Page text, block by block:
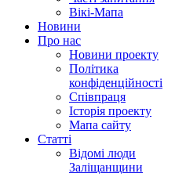
Вікі-Мапа
Новини
Про нас
Новини проекту
Політика
конфіденційності
Співпраця
Історія проекту
Мапа сайту
Статті
Відомі люди
Заліщанщини